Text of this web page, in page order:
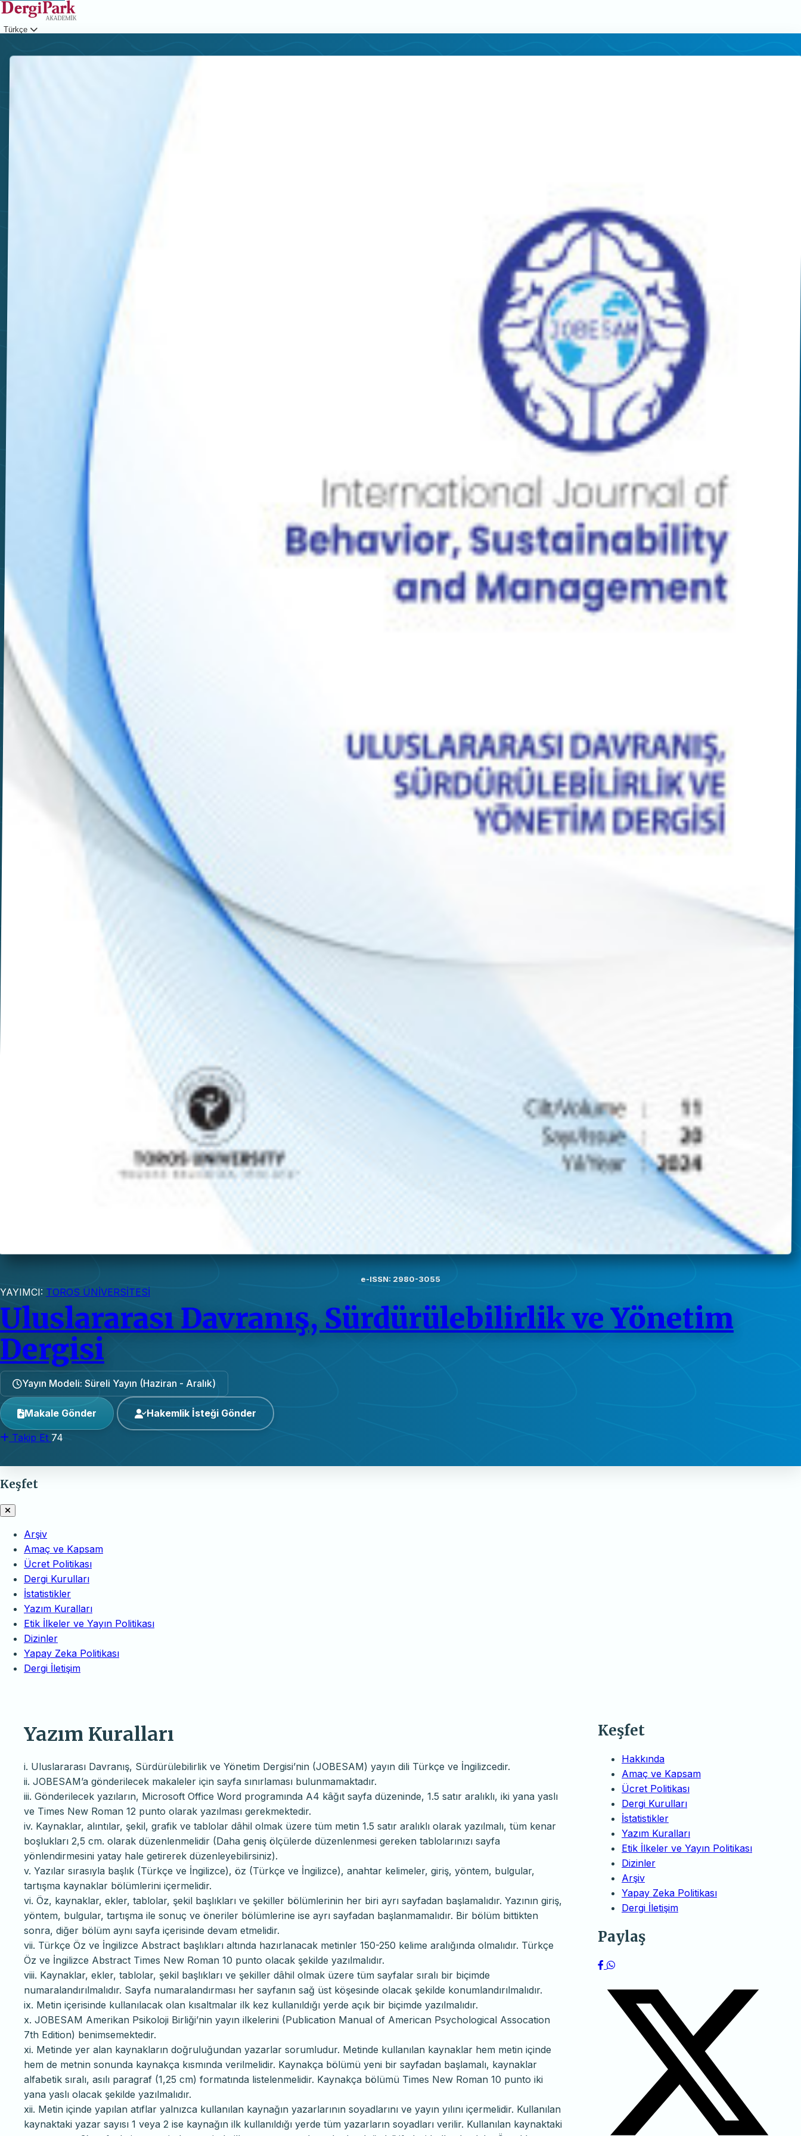
Türkçe
e-ISSN: 2980-3055
YAYIMCI: TOROS ÜNİVERSİTESİ
Uluslararası Davranış, Sürdürülebilirlik ve Yönetim
Dergisi
Yayın Modeli: Süreli Yayın (Haziran - Aralık)
Makale Gönder Hakemlik İsteği Gönder
Takip Et 74
Keşfet
Arşiv
Amaç ve Kapsam
Ücret Politikası
Dergi Kurulları
İstatistikler
Yazım Kuralları
Etik İlkeler ve Yayın Politikası
Dizinler
Yapay Zeka Politikası
Dergi İletişim
Yazım Kuralları
i. Uluslararası Davranış, Sürdürülebilirlik ve Yönetim Dergisi’nin (JOBESAM) yayın dili Türkçe ve İngilizcedir.
ii. JOBESAM’a gönderilecek makaleler için sayfa sınırlaması bulunmamaktadır.
iii. Gönderilecek yazıların, Microsoft Office Word programında A4 kâğıt sayfa düzeninde, 1.5 satır aralıklı, iki yana yaslı
ve Times New Roman 12 punto olarak yazılması gerekmektedir.
iv. Kaynaklar, alıntılar, şekil, grafik ve tablolar dâhil olmak üzere tüm metin 1.5 satır aralıklı olarak yazılmalı, tüm kenar
boşlukları 2,5 cm. olarak düzenlenmelidir (Daha geniş ölçülerde düzenlenmesi gereken tablolarınızı sayfa
yönlendirmesini yatay hale getirerek düzenleyebilirsiniz).
v. Yazılar sırasıyla başlık (Türkçe ve İngilizce), öz (Türkçe ve İngilizce), anahtar kelimeler, giriş, yöntem, bulgular,
tartışma kaynaklar bölümlerini içermelidir.
vi. Öz, kaynaklar, ekler, tablolar, şekil başlıkları ve şekiller bölümlerinin her biri ayrı sayfadan başlamalıdır. Yazının giriş,
yöntem, bulgular, tartışma ile sonuç ve öneriler bölümlerine ise ayrı sayfadan başlanmamalıdır. Bir bölüm bittikten
sonra, diğer bölüm aynı sayfa içerisinde devam etmelidir.
vii. Türkçe Öz ve İngilizce Abstract başlıkları altında hazırlanacak metinler 150-250 kelime aralığında olmalıdır. Türkçe
Öz ve İngilizce Abstract Times New Roman 10 punto olacak şekilde yazılmalıdır.
viii. Kaynaklar, ekler, tablolar, şekil başlıkları ve şekiller dâhil olmak üzere tüm sayfalar sıralı bir biçimde
numaralandırılmalıdır. Sayfa numaralandırması her sayfanın sağ üst köşesinde olacak şekilde konumlandırılmalıdır.
ix. Metin içerisinde kullanılacak olan kısaltmalar ilk kez kullanıldığı yerde açık bir biçimde yazılmalıdır.
x. JOBESAM Amerikan Psikoloji Birliği’nin yayın ilkelerini (Publication Manual of American Psychological Assocation
7th Edition) benimsemektedir.
xi. Metinde yer alan kaynakların doğruluğundan yazarlar sorumludur. Metinde kullanılan kaynaklar hem metin içinde
hem de metnin sonunda kaynakça kısmında verilmelidir. Kaynakça bölümü yeni bir sayfadan başlamalı, kaynaklar
alfabetik sıralı, asılı paragraf (1,25 cm) formatında listelenmelidir. Kaynakça bölümü Times New Roman 10 punto iki
yana yaslı olacak şekilde yazılmalıdır.
xii. Metin içinde yapılan atıflar yalnızca kullanılan kaynağın yazarlarının soyadlarını ve yayın yılını içermelidir. Kullanılan
kaynaktaki yazar sayısı 1 veya 2 ise kaynağın ilk kullanıldığı yerde tüm yazarların soyadları verilir. Kullanılan kaynaktaki
Keşfet
Hakkında
Amaç ve Kapsam
Ücret Politikası
Dergi Kurulları
İstatistikler
Yazım Kuralları
Etik İlkeler ve Yayın Politikası
Dizinler
Arşiv
Yapay Zeka Politikası
Dergi İletişim
Paylaş